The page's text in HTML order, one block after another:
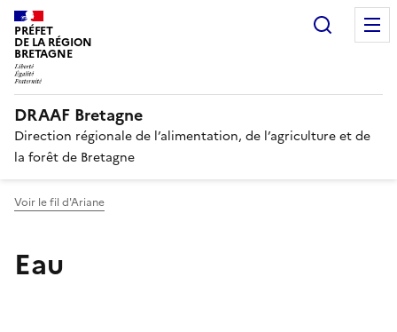
PRÉFET
DE LA RÉGION
BRETAGNE
DRAAF Bretagne
Direction régionale de l’alimentation, de l’agriculture et de
la forêt de Bretagne
Voir le fil d'Ariane
Eau